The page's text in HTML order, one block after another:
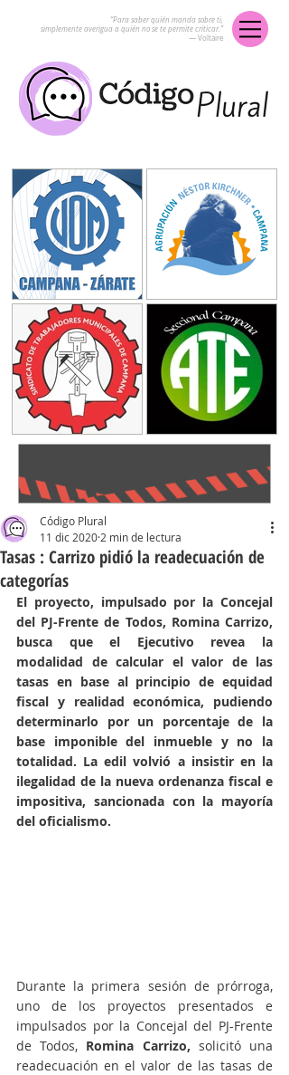
“Para saber quién manda sobre ti,
simplemente averigua a quién no se te permite criticar.”
― Voltaire
Tasas : Carrizo pidió la readecuación de
categorías
Código Plural
11 dic 2020 2 min de lectura
El proyecto, impulsado por la Concejal
del PJ-Frente de Todos, Romina Carrizo,
busca que el Ejecutivo revea la
modalidad de calcular el valor de las
tasas en base al principio de equidad
fiscal y realidad económica, pudiendo
determinarlo por un porcentaje de la
base imponible del inmueble y no la
totalidad. La edil volvió a insistir en la
ilegalidad de la nueva ordenanza fiscal e
impositiva, sancionada con la mayoría
del oficialismo.
Durante la primera sesión de prórroga,
uno de los proyectos presentados e
impulsados por la Concejal del PJ-Frente
de Todos, Romina Carrizo, solicitó una
readecuación en el valor de las tasas de